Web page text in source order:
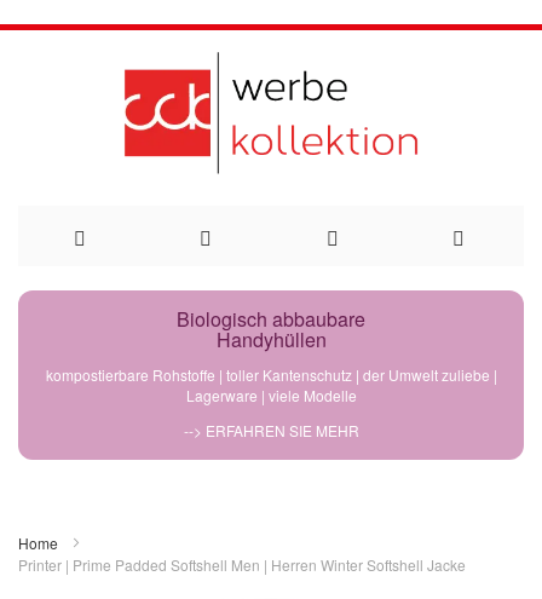
Direkt
Biologisch abbaubare
Handyhüllen
kompostierbare Rohstoffe | toller Kantenschutz | der Umwelt zuliebe |
Lagerware | viele Modelle
--> ERFAHREN SIE MEHR
Home
Printer | Prime Padded Softshell Men | Herren Winter Softshell Jacke